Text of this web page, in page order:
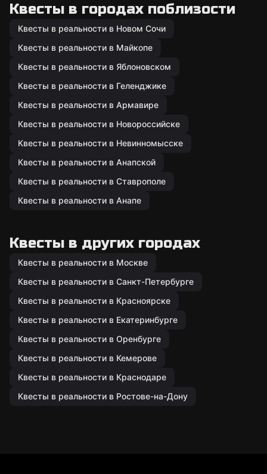
Квесты в городах поблизости
Квесты в реальности в Новом Сочи
Квесты в реальности в Майкопе
Квесты в реальности в Яблоновском
Квесты в реальности в Геленджике
Квесты в реальности в Армавире
Квесты в реальности в Новороссийске
Квесты в реальности в Невинномысске
Квесты в реальности в Анапской
Квесты в реальности в Ставрополе
Квесты в реальности в Анапе
Квесты в других городах
Квесты в реальности в Москве
Квесты в реальности в Санкт-Петербурге
Квесты в реальности в Красноярске
Квесты в реальности в Екатеринбурге
Квесты в реальности в Оренбурге
Квесты в реальности в Кемерове
Квесты в реальности в Краснодаре
Квесты в реальности в Ростове-на-Дону